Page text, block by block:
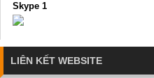
Skype 1
LIÊN KẾT WEBSITE